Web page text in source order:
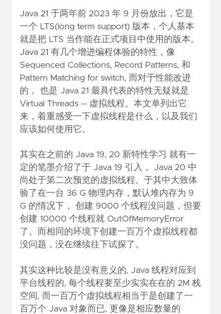
Java 21 于两年前 2023 年 9 月份放出，它是
一个 LTS(long term support) 版本，个人基本
就是把 LTS 当作能在正式项目中使用的版本。
Java 21 有几个增进编程体验的特性，像
Sequenced Collections, Record Patterns, 和
Pattern Matching for switch, 而对于性能改进
的， 也是 Java 21 最具代表的特性无疑就是
Virtual Threads -- 虚拟线程。本文单列出它
来，着重感受一下虚拟线程是什么，以及我们
应该如何使用它。
其实在之前的 Java 19, 20 新特性学习 就有一
定的笔墨介绍了于 Java 19 引入， Java 20 中
尚处于第二次预览的虚拟线程。于其中大致体
验了在一台 36 G 物理内存，默认堆内存为 9
G 的情况下， 创建 9000 个线程没问题，但要
创建 10000 个线程就 OutOfMemoryError
了。而相同的环境下创建一百万个虚拟线程都
没问题，没在继续往下试探了。
其实这种比较是没有意义的, Java 线程对应到
平台线程的, 每个线程要至少实实在在的 2M 栈
空间, 而一百万个虚拟线程相当于是创建了一
百万个 Java 对象而已, 更像是相应数量的